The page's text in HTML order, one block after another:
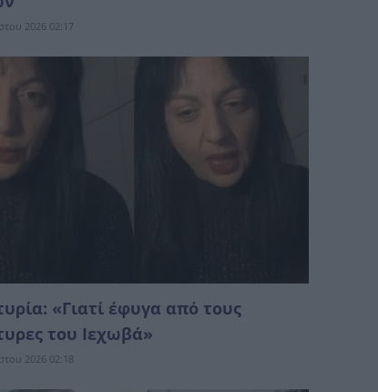
2026 02:17
«Γιατί έφυγα από τους
του Ιεχωβά»
2026 02:18